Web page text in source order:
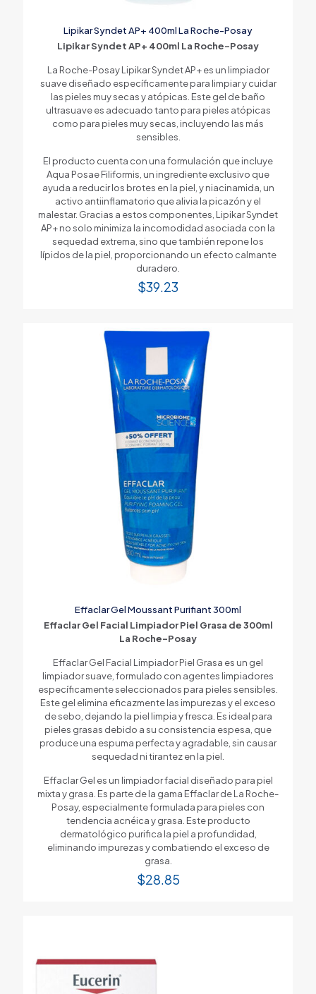
Lipikar Syndet AP+ 400ml La Roche-Posay
Lipikar Syndet AP+ 400ml La Roche-Posay
La Roche-Posay Lipikar Syndet AP+ es un limpiador
suave diseñado específicamente para limpiar y cuidar
las pieles muy secas y atópicas. Este gel de baño
ultrasuave es adecuado tanto para pieles atópicas
como para pieles muy secas, incluyendo las más
sensibles.
El producto cuenta con una formulación que incluye
Aqua Posae Filiformis, un ingrediente exclusivo que
ayuda a reducir los brotes en la piel, y niacinamida, un
activo antiinflamatorio que alivia la picazón y el
malestar. Gracias a estos componentes, Lipikar Syndet
AP+ no solo minimiza la incomodidad asociada con la
sequedad extrema, sino que también repone los
lípidos de la piel, proporcionando un efecto calmante
duradero.
$39.23
Effaclar Gel Moussant Purifiant 300ml
Effaclar Gel Facial Limpiador Piel Grasa de 300ml
La Roche-Posay
Effaclar Gel Facial Limpiador Piel Grasa es un gel
limpiador suave, formulado con agentes limpiadores
específicamente seleccionados para pieles sensibles.
Este gel elimina eficazmente las impurezas y el exceso
de sebo, dejando la piel limpia y fresca. Es ideal para
pieles grasas debido a su consistencia espesa, que
produce una espuma perfecta y agradable, sin causar
sequedad ni tirantez en la piel.
Effaclar Gel es un limpiador facial diseñado para piel
mixta y grasa. Es parte de la gama Effaclar de La Roche-
Posay, especialmente formulada para pieles con
tendencia acnéica y grasa. Este producto
dermatológico purifica la piel a profundidad,
eliminando impurezas y combatiendo el exceso de
grasa.
$28.85